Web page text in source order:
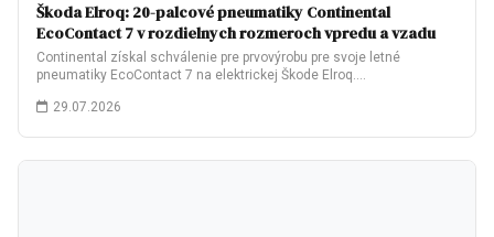
Škoda Elroq: 20-palcové pneumatiky Continental
EcoContact 7 v rozdielnych rozmeroch vpredu a vzadu
Continental získal schválenie pre prvovýrobu pre svoje letné
pneumatiky EcoContact 7 na elektrickej Škode Elroq.…
29.07.2026